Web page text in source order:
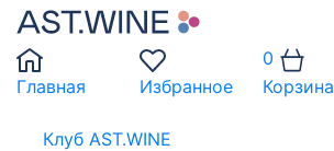
Главная Избранное
0
Корзина
Клуб AST.WINE